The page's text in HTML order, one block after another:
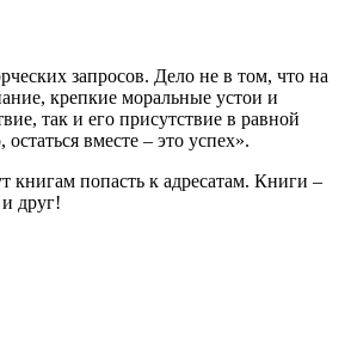
запросов. Дело не в том, что на
крепкие моральные устои и
так и его присутствие в равной
вместе – это успех».
книгам попасть к адресатам. Книги –
друг!